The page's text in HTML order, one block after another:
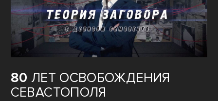
80 ЛЕТ ОСВОБОЖДЕНИЯ
СЕВАСТОПОЛЯ